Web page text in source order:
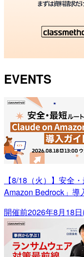
EVENTS
【8/18（火）】安全
Amazon Bedrock」導
開催前2026年8月18